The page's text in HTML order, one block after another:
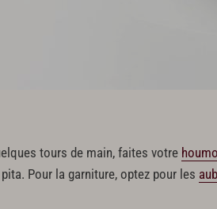
tours de main, faites votre
Pour la garniture, optez pour les